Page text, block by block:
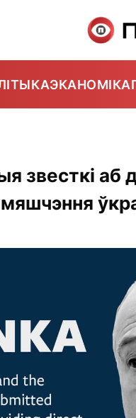
ЭКАНОМІКА
звесткі аб